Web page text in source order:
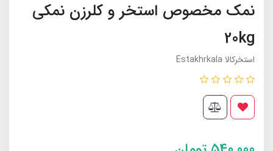
نمک مخصوص استخر و کلرزن نمکی
20kg
استخرکالا Estakhrkala